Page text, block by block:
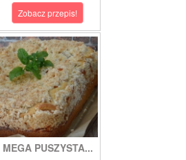
Zobacz przepis!
MEGA PUSZYSTA...